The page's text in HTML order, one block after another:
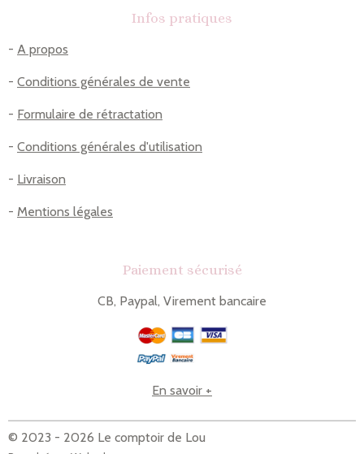
Infos pratiques
- A propos
- Conditions générales de vente
- Formulaire de rétractation
- Conditions générales d'utilisation
- Livraison
- Mentions légales
Paiement sécurisé
CB, Paypal, Virement bancaire
En savoir +
© 2023 - 2026 Le comptoir de Lou